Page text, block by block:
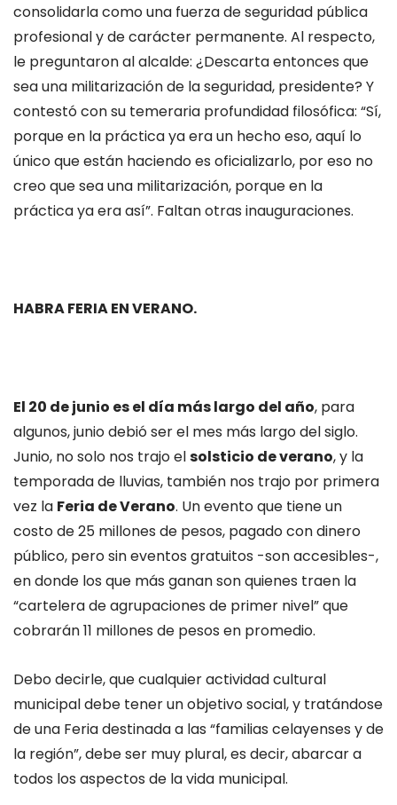
consolidarla como una fuerza de seguridad pública
profesional y de carácter permanente. Al respecto,
le preguntaron al alcalde: ¿Descarta entonces que
sea una militarización de la seguridad, presidente? Y
contestó con su temeraria profundidad filosófica: “Sí,
porque en la práctica ya era un hecho eso, aquí lo
único que están haciendo es oficializarlo, por eso no
creo que sea una militarización, porque en la
práctica ya era así”. Faltan otras inauguraciones.
HABRA FERIA EN VERANO.
El 20 de junio es el día más largo del año, para
algunos, junio debió ser el mes más largo del siglo.
Junio, no solo nos trajo elsolsticio de verano, y la
temporada de lluvias, también nos trajo por primera
vez la Feria de Verano. Un evento que tiene un
costo de 25 millones de pesos, pagado con dinero
público, pero sin eventos gratuitos -son accesibles-,
en donde los que más ganan son quienes traen la
“cartelera de agrupaciones de primer nivel” que
cobrarán 11 millones de pesos en promedio.
Debo decirle, que cualquier actividad cultural
municipal debe tener un objetivo social, y tratándose
de una Feria destinada a las “familias celayenses y de
la región”, debe ser muy plural, es decir, abarcar a
todos los aspectos de la vida municipal.